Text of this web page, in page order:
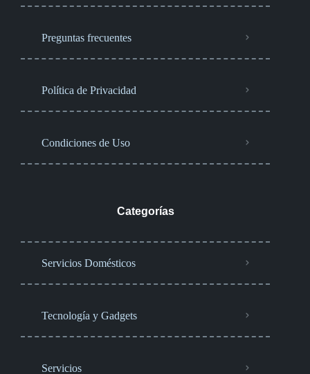
Preguntas frecuentes
Política de Privacidad
Condiciones de Uso
Categorías
Servicios Domésticos
Tecnología y Gadgets
Servicios